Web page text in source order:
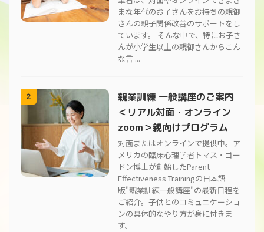
まな年代のお子さんをお持ちの親御
さんの親子関係改善のサポートをし
ています。 そんな中で、特にお子さ
んが小学生以上の親御さんからこん
な言 ...
2
親業訓練 一般講座のご案内
＜リアル対面・オンライン
zoom＞親向けプログラム
対面またはオンラインで提供中。ア
メリカの臨床心理学者トマス・ゴー
ドン博士が創始したParent
Effectiveness Trainingの日本語
版"親業訓練一般講座"の最新日程を
ご紹介。子供とのコミュニケーショ
ンの具体的なやり方が身に付きま
す。